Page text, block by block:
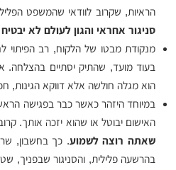
הראיות, שקרוב לוודאי שהמשפט
סניגור אחראי והגון לעולם לא
מנקודת מבטו של הלקוח, רב הפיתוי
בעוד מועד, שהתיק יסתיים בהצלחה.
הוא מגלה חולשה אלא דווקא הגינות,
במיוחד היזהר כאשר כבר בפגישה
האישום יבוטל או שהוא יזכה אותך.
שאתה רוצה לשמוע. כך בחשבון,
בהרשעה פלילית, והסניגור שבפניך,